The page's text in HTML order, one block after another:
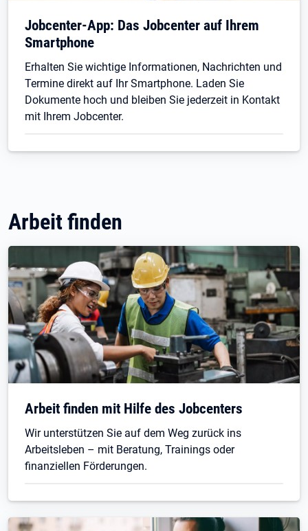
Jobcenter-App: Das Jobcenter auf Ihrem
Smartphone
Erhalten Sie wichtige Informationen, Nachrichten und
Termine direkt auf Ihr Smartphone. Laden Sie
Dokumente hoch und bleiben Sie jederzeit in Kontakt
mit Ihrem Jobcenter.
Arbeit finden
Arbeit finden mit Hilfe des Jobcenters
Wir unterstützen Sie auf dem Weg zurück ins
Arbeitsleben – mit Beratung, Trainings oder
finanziellen Förderungen.